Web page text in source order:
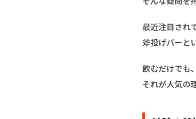
最近注目され
斧投げバーと
飲むだけでも
それが人気の